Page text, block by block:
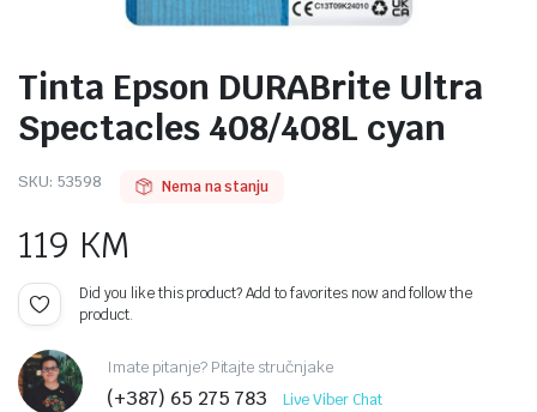
Tinta Epson DURABrite Ultra
Spectacles 408/408L cyan
SKU: 53598 Nema na stanju
119 KM
Did you like this product? Add to favorites now and follow the
product.
Imate pitanje? Pitajte stručnjake
(+387) 65 275 783 Live Viber Chat